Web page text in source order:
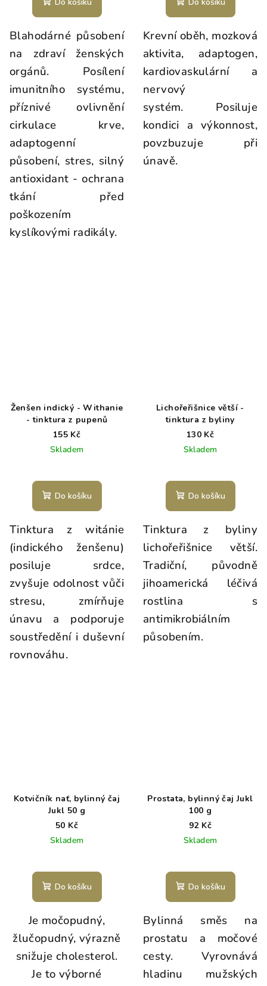
Blahodárné působení
na zdraví ženských
orgánů. Posílení
imunitního systému,
příznivé ovlivnění
cirkulace krve,
adaptogenní
působení, stres, silný
antioxidant - ochrana
tkání před
poškozením
kyslíkovými radikály.
Krevní oběh, mozková
aktivita, adaptogen,
kardiovaskulární a
nervový
systém. Posiluje
kondici a výkonnost,
povzbuzuje při
únavě.
Ženšen indický - Withanie
- tinktura z pupenů
155 Kč
Skladem
Do košíku
Tinktura z witánie
(indického ženšenu)
posiluje srdce,
zvyšuje odolnost vůči
stresu, zmírňuje
únavu a podporuje
soustředění i duševní
rovnováhu.
Lichořeřišnice větší -
tinktura z byliny
130 Kč
Skladem
Do košíku
Tinktura z byliny
lichořeřišnice větší.
Tradiční, původně
jihoamerická léčivá
rostlina s
antimikrobiálním
působením.
Kotvičník nať, bylinný čaj
Jukl 50 g
50 Kč
Skladem
Do košíku
Je močopudný,
žlučopudný, výrazně
snižuje cholesterol.
Je to výborné
Prostata, bylinný čaj Jukl
100 g
92 Kč
Skladem
Do košíku
Bylinná směs na
prostatu a močové
cesty. Vyrovnává
hladinu mužských